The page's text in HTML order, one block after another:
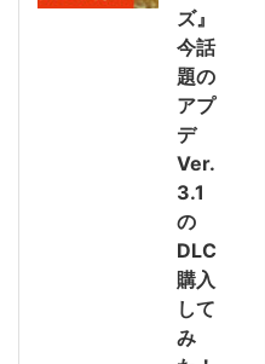
ズ』
今話
題の
アプ
デ
Ver.
3.1
の
DLC
購入
して
み